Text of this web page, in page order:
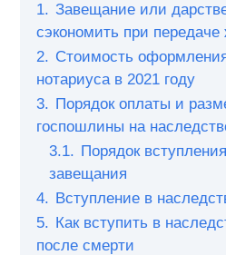
1. Завещание или
сэкономить при передаче
2. Стоимость
нотариуса в 2021 году
3. Порядок оплаты и
госпошлины на
3.1. Порядок
завещания
4. Вступление в
5. Как вступить в
после смерти